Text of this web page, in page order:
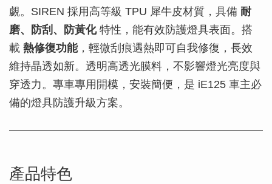
覷。SIREN 採用高等級 TPU 犀牛皮材質，具備 耐
磨、防刮、防黃化特性，能有效防護燈具表面。搭
載 熱修復功能，輕微刮痕遇熱即可自我修復，長效
維持晶透如新。透明高透光膜料，不影響燈光亮度與
穿透力。專車專用開模，安裝簡便，是 iE125 車主必
備的燈具防護升級方案。
產品特色